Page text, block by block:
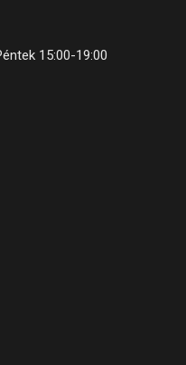
15:00-19:00